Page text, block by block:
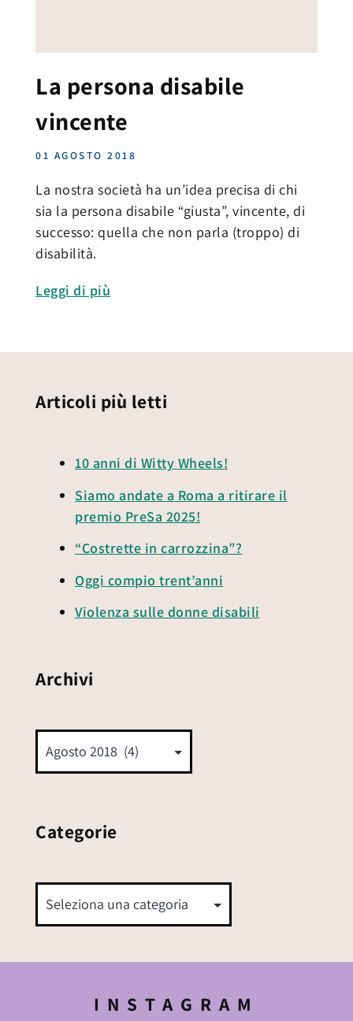
La persona disabile
vincente
01 AGOSTO 2018
La nostra società ha un’idea precisa di chi
sia la persona disabile “giusta”, vincente, di
successo: quella che non parla (troppo) di
disabilità.
Leggi di più
Articoli più letti
10 anni di Witty Wheels!
Siamo andate a Roma a ritirare il
premio PreSa 2025!
“Costrette in carrozzina”?
Oggi compio trent’anni
Violenza sulle donne disabili
Archivi
Categorie
INSTAGRAM